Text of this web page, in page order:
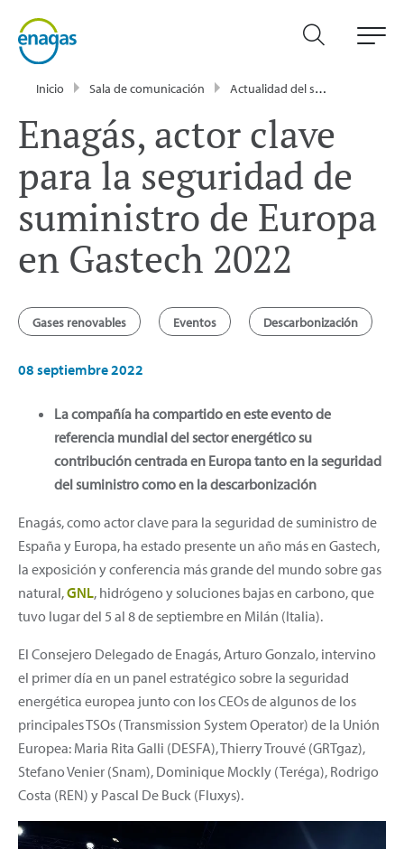
Inicio Sala de comunicación Actualidad del sector energético - Enagás
Enagás, actor clave
para la seguridad de
suministro de Europa
en Gastech 2022
Gases renovables Eventos Descarbonización
08 septiembre 2022
La compañía ha compartido en este evento de
referencia mundial del sector energético su
contribución centrada en Europa tanto en la seguridad
del suministro como en la descarbonización
Enagás, como actor clave para la seguridad de suministro de
España y Europa, ha estado presente un año más en Gastech,
la exposición y conferencia más grande del mundo sobre gas
natural,GNL, hidrógeno y soluciones bajas en carbono, que
tuvo lugar del 5 al 8 de septiembre en Milán (Italia).
El Consejero Delegado de Enagás, Arturo Gonzalo, intervino
el primer día en un panel estratégico sobre la seguridad
energética europea junto con los CEOs de algunos de los
principales TSOs (Transmission System Operator) de la Unión
Europea: Maria Rita Galli (DESFA), Thierry Trouvé (GRTgaz),
Stefano Venier (Snam), Dominique Mockly (Teréga), Rodrigo
Costa (REN) y Pascal De Buck (Fluxys).